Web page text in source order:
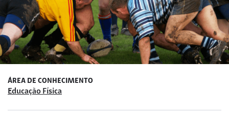
ÁREA DE CONHECIMENTO
Educação Física